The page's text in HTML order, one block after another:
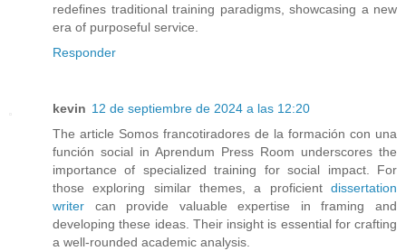
redefines traditional training paradigms, showcasing a new
era of purposeful service.
Responder
kevin 12 de septiembre de 2024 a las 12:20
The article Somos francotiradores de la formación con una
función social in Aprendum Press Room underscores the
importance of specialized training for social impact. For
those exploring similar themes, a proficient dissertation
writer can provide valuable expertise in framing and
developing these ideas. Their insight is essential for crafting
a well-rounded academic analysis.